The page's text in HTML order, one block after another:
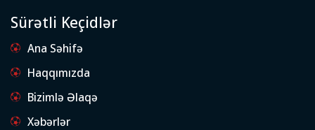
Sürətli Keçidlər
Ana Səhifə
Haqqımızda
Bizimlə Əlaqə
Xəbərlər